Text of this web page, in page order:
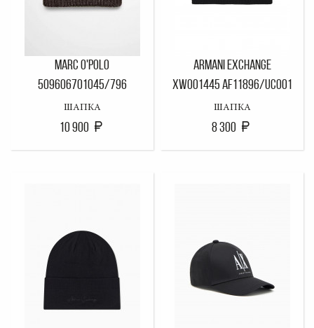
MARC O'POLO
509606701045/796
ШАПКА
10 900
ARMANI EXCHANGE
XW001445 AF11896/UC001
ШАПКА
8 300